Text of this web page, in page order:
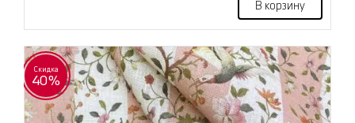
В корзину
Скидка
40%